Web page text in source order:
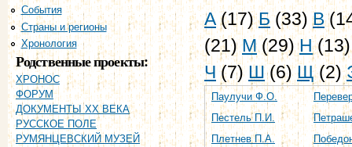
События
Страны и регионы
Хронология
Родственные проекты:
ХРОНОС
ФОРУМ
ДОКУМЕНТЫ XX ВЕКА
РУССКОЕ ПОЛЕ
РУМЯНЦЕВСКИЙ МУЗЕЙ
А(17)Б(33)В
(21)М(29)Н
Ч (7)Ш(6)Щ(2)
Паулучи Ф.О.
Пестель П.И.
Плетнев П.А.